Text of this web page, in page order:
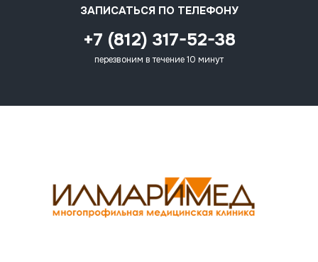
ЗАПИСАТЬСЯ ПО ТЕЛЕФОНУ
+7 (812) 317-52-38
перезвоним в течение 10 минут